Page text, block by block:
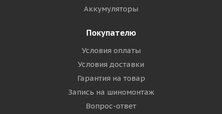
Аккумуляторы
Покупателю
Условия оплаты
Условия доставки
Гарантия на товар
Запись на шиномонтаж
Вопрос-ответ